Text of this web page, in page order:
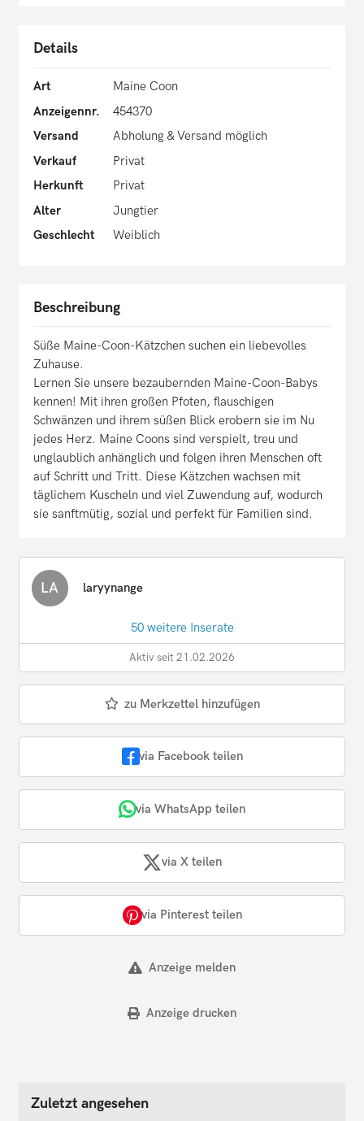
Details
Art
Maine Coon
Anzeigennr.
454370
Versand
Abholung & Versand möglich
Verkauf
Privat
Herkunft
Privat
Alter
Jungtier
Geschlecht
Weiblich
Beschreibung
Süße Maine-Coon-Kätzchen suchen ein liebevolles
Zuhause.
Lernen Sie unsere bezaubernden Maine-Coon-Babys
kennen! Mit ihren großen Pfoten, flauschigen
Schwänzen und ihrem süßen Blick erobern sie im Nu
jedes Herz. Maine Coons sind verspielt, treu und
unglaublich anhänglich und folgen ihren Menschen oft
auf Schritt und Tritt. Diese Kätzchen wachsen mit
täglichem Kuscheln und viel Zuwendung auf, wodurch
sie sanftmütig, sozial und perfekt für Familien sind.
LA laryynange
50 weitere Inserate
Aktiv seit 21.02.2026
zu Merkzettel hinzufügen
via Facebook teilen
via WhatsApp teilen
via X teilen
via Pinterest teilen
Anzeige melden
Anzeige drucken
Zuletzt angesehen